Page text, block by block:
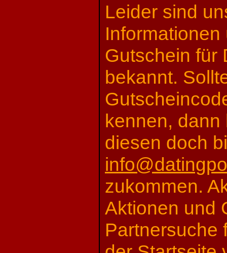
Leider sind
Gutschein für
bekannt.
kennen,
diesen doch
zukommen.
Aktionen und
Partnersuche